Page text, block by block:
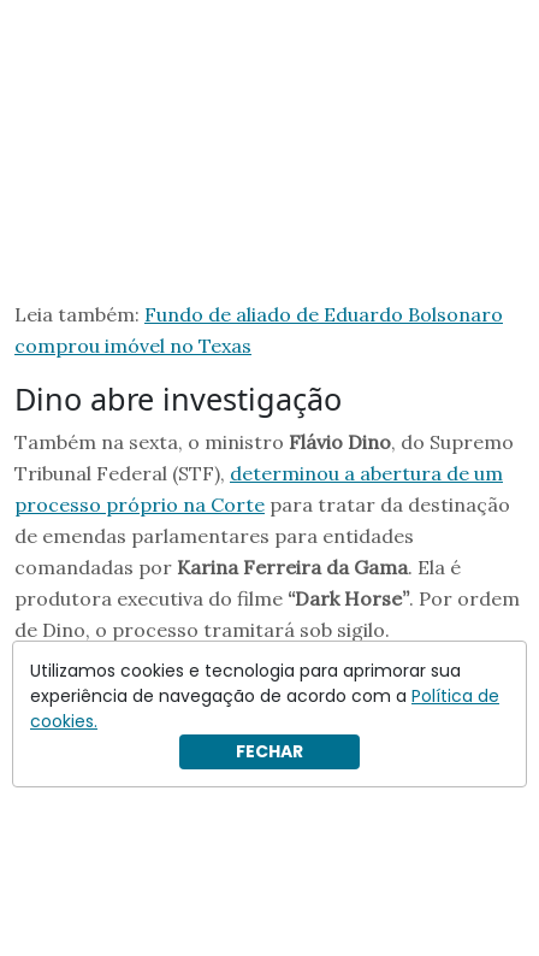
Leia também: Fundo de aliado de Eduardo Bolsonaro
comprou imóvel no Texas
Dino abre investigação
Também na sexta, o ministro Flávio Dino, do Supremo
Tribunal Federal (STF), determinou a abertura de um
processo próprio na Corte para tratar da destinação
de emendas parlamentares para entidades
comandadas por Karina Ferreira da Gama. Ela é
produtora executiva do filme “Dark Horse”. Por ordem
de Dino, o processo tramitará sob sigilo.
Utilizamos cookies e tecnologia para aprimorar sua
experiência de navegação de acordo com a Política de
cookies.
FECHAR